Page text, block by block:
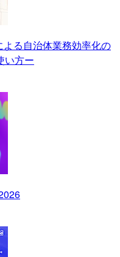
よる自治体業務効率化の
い方ー